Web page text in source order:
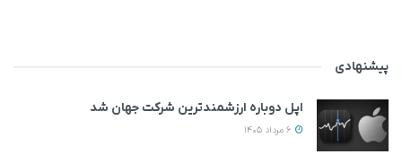
پیشنهادی
اپل دوباره ارزشمندترین شرکت جهان شد